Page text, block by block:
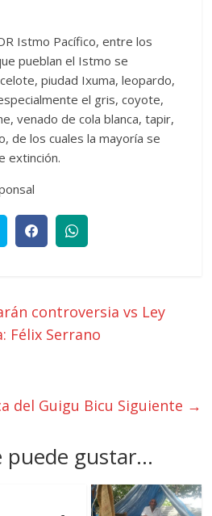
Istmo Pacífico, entre los
pueblan el Istmo se
piudad Ixuma, leopardo,
el gris, coyote,
venado de cola blanca, tapir,
de los cuales la mayoría se
extinción.
controversia vs Ley
Félix Serrano
del Guigu Bicu Siguiente →
gustar...